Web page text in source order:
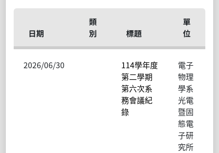
日期
類
別
標題
單
位
2026/06/30
114學年度
第二學期
第六次系
務會議紀
錄
電子
物理
學系
光電
暨固
態電
子研
究所